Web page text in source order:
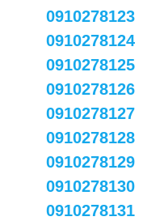
0910278123
0910278124
0910278125
0910278126
0910278127
0910278128
0910278129
0910278130
0910278131